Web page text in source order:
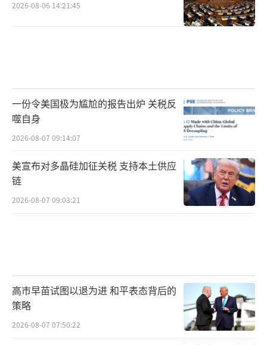
2026-08-06 14:21:45
一份令美国极为尴尬的报告出炉 关税反
噬自身
2026-08-07 09:14:07
美宣布对多晶硅加征关税 支持本土供应
链
2026-08-07 09:03:21
高市早苗试图以退为进 和平表态背后的
策略
2026-08-07 07:50:22